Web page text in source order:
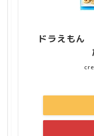
ドラえもん